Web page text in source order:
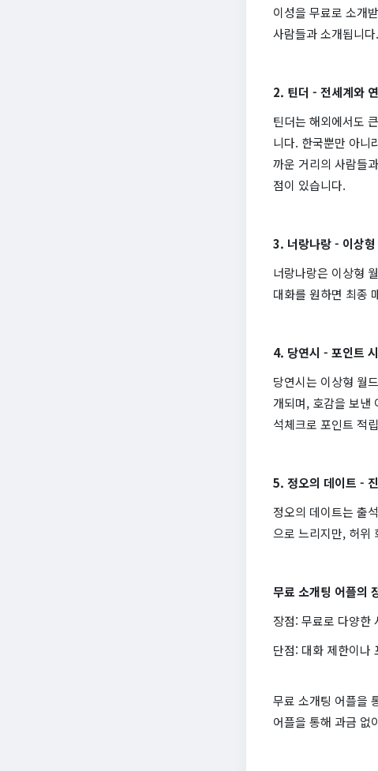
이성을 무료로 소개
사람들과 소개됩니
2. 틴더 - 전세계와
틴더는 해외에서도
니다. 한국뿐만 아니
까운 거리의 사람들
점이 있습니다.
3. 너랑나랑 - 이상
너랑나랑은 이상형
대화를 원하면 최종
4. 당연시 - 포인트
당연시는 이상형 월
개되며, 호감을 보낸
석체크로 포인트 적
5. 정오의 데이트 -
정오의 데이트는 출
으로 느리지만, 허위
무료 소개팅 어플의
장점: 무료로 다양한
단점: 대화 제한이나
무료 소개팅 어플을
어플을 통해 과금 없